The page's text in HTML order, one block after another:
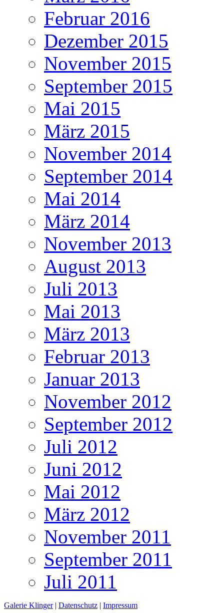
Februar 2016
Dezember 2015
November 2015
September 2015
Mai 2015
März 2015
November 2014
September 2014
Mai 2014
März 2014
November 2013
August 2013
Juli 2013
Mai 2013
März 2013
Februar 2013
Januar 2013
November 2012
September 2012
Juli 2012
Juni 2012
Mai 2012
März 2012
November 2011
September 2011
Juli 2011
Galerie Klinger| Datenschutz | Impressum